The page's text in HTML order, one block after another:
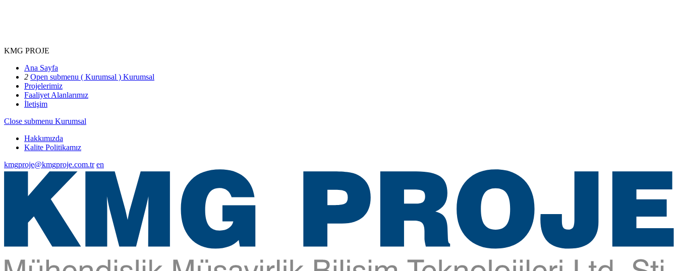
KMG PROJE
Ana Sayfa
2 Open submenu ( Kurumsal ) Kurumsal
Projelerimiz
Faaliyet Alanlarımız
İletişim
Close submenu Kurumsal
Hakkımızda
Kalite Politikamız
kmgproje@kmgproje.com.tr en